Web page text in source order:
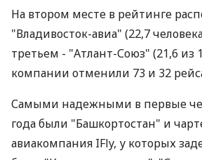
На втором месте в рейтинге
"Владивосток-авиа" (22,7
третьем - "Атлант-Союз" (21,6 из
компании отменили 73 и 32
Самыми надежными в первые
года были "Башкортостан" и
авиакомпания IFly, у которых